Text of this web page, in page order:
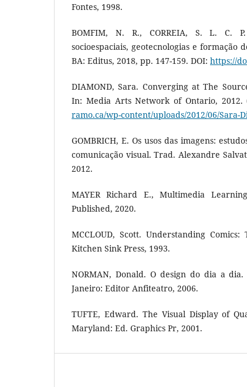
Fontes, 1998.
BOMFIM, N. R., CORREIA, S. L. C.
socioespaciais, geotecnologias e formação
BA: Editus, 2018, pp. 147-159. DOI: https://
DIAMOND, Sara. Converging at The
In: Media Arts Network of Ontario, 2012.
ramo.ca/wp-content/uploads/2012/06/Sara-
GOMBRICH, E. Os usos das imagens:
comunicação visual. Trad. Alexandre
2012.
MAYER Richard E., Multimedia
Published, 2020.
MCCLOUD, Scott. Understanding
Kitchen Sink Press, 1993.
NORMAN, Donald. O design do dia a
Janeiro: Editor Anfiteatro, 2006.
TUFTE, Edward. The Visual Display of
Maryland: Ed. Graphics Pr, 2001.